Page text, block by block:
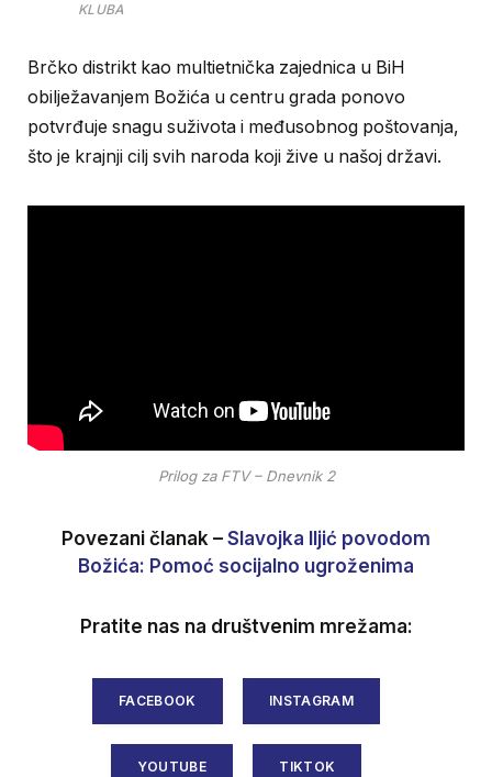
KLUBA
Brčko distrikt kao multietnička zajednica u BiH
obilježavanjem Božića u centru grada ponovo
potvrđuje snagu suživota i međusobnog poštovanja,
što je krajnji cilj svih naroda koji žive u našoj državi.
Prilog za FTV – Dnevnik 2
Povezani članak –Slavojka Iljić povodom
Božića: Pomoć socijalno ugroženima
Pratite nas na društvenim mrežama:
FACEBOOK INSTAGRAM
YOUTUBE TIKTOK